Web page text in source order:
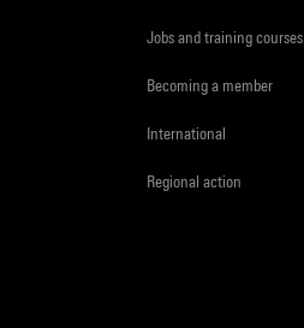
Jobs and training courses
Becoming a member
International
Regional action